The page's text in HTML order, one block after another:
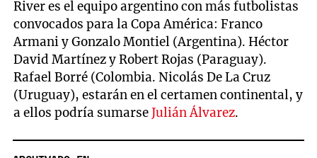
River es el equipo argentino con más futbolistas
convocados para la Copa América: Franco
Armani y Gonzalo Montiel (Argentina). Héctor
David Martínez y Robert Rojas (Paraguay).
Rafael Borré (Colombia. Nicolás De La Cruz
(Uruguay), estarán en el certamen continental, y
a ellos podría sumarseJulián Álvarez.